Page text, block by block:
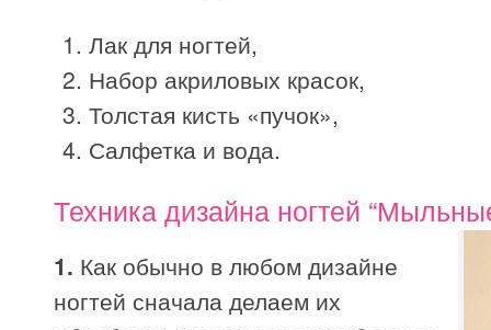
Лак для ногтей,
Набор акриловых красок,
Толстая кисть «пучок»,
Салфетка и вода.
Техника дизайна ногтей
1. Как обычно в любом дизайне
ногтей сначала делаем их